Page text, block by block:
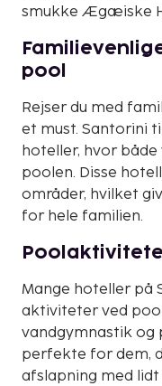
smukke Ægæiske
pool
Rejser du med
et must. Santorini
hoteller, hvor
poolen. Disse
områder, hvilket
for hele familien.
Mange hoteller på
aktiviteter ved
vandgymnastik og
perfekte for dem,
afslapning med